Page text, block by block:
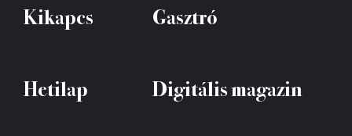
Kikapcs Gasztró
Hetilap Digitális magazin